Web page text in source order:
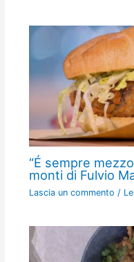
“É sempre
monti di Fulvio
Lascia un commento /